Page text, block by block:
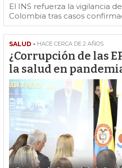
El INS refuerza la vigilancia
Colombia tras casos
SALUD - HACE CERCA DE 2 AÑOS
¿Corrupción de las
la salud en